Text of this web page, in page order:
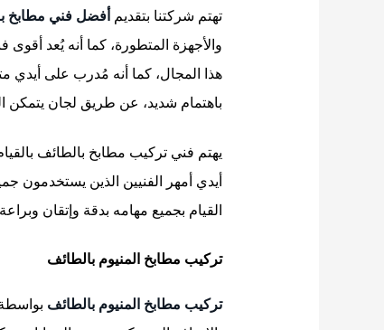
تهتم شركتنا بتقديم أفضل فني مطابخ
والأجهزة المتطورة، كما أنه يُعد
هذا المجال، كما أنه مُدرب على أيدي
باهتمام شديد، عن طريق لجان يتمكن
يهتم فني تركيب مطابخ بالطائف
أيدي أمهر الفنيين الذين
القيام بجميع مهامه بدقة وإتقان
تركيب مطابخ المنيوم بالطائف
تركيب مطابخ المنيوم بالطائف